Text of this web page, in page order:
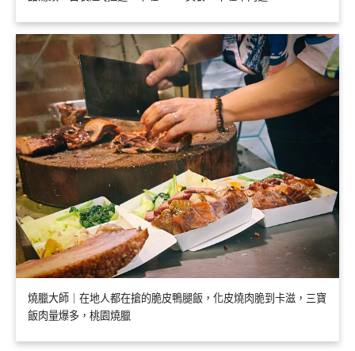
燒臘大師｜在地人都在搶的脆皮鴨腿飯，化皮燒肉脆到卡滋，三寶
飯肉量爆多，桃園燒臘